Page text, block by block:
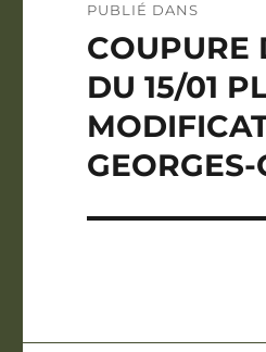
de
l’article
PUBLIÉ DANS
COUPURE
DU 15/01